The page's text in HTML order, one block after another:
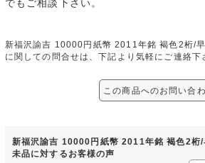
でもご相談下さい。
新福沢諭吉 10000円紙幣 2011年銘 褐色2桁/
に関しての問合せは、下記より気軽にご連絡下
この商品へのお問い合
新福沢諭吉 10000円紙幣 2011年銘 褐色2
未品に対するお客様の声